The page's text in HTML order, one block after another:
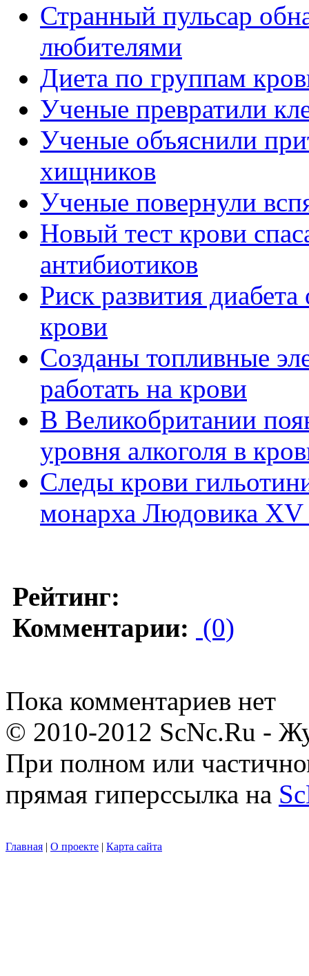
Странный пульсар
любителями
Диета по группам
Ученые превратили
Ученые объяснили
хищников
Ученые повернули
Новый тест крови
антибиотиков
Риск развития диабета
крови
Созданы топливные
работать на крови
В Великобритании
уровня алкоголя в
Следы крови
монарха Людовика
Рейтинг:
Комментарии: (0)
Пока комментариев нет
© 2010-2012 ScNc.Ru -
При полном или
прямая гиперссылка на
Главная | О проекте | Карта сайта